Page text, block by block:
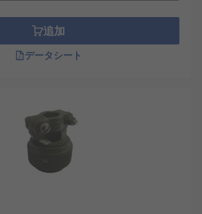
追加
データシート